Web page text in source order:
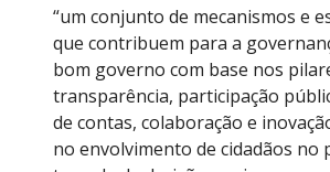
“um conjunto de mecanismos e
que contribuem para a
bom governo com base nos
transparência, participação
de contas, colaboração e
no envolvimento de cidadãos no